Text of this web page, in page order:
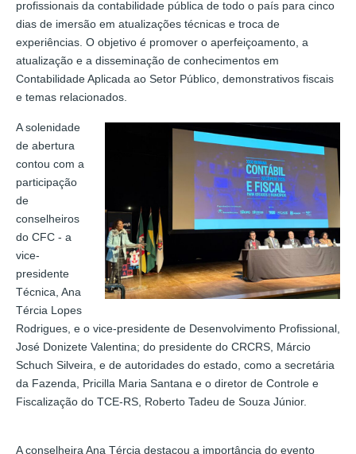
profissionais da contabilidade pública de todo o país para cinco
dias de imersão em atualizações técnicas e troca de
experiências. O objetivo é promover o aperfeiçoamento, a
atualização e a disseminação de conhecimentos em
Contabilidade Aplicada ao Setor Público, demonstrativos fiscais
e temas relacionados.
A solenidade
de abertura
contou com a
participação
de
conselheiros
do CFC - a
vice-
presidente
Técnica, Ana
Tércia Lopes
Rodrigues, e o vice-presidente de Desenvolvimento Profissional,
José Donizete Valentina; do presidente do CRCRS, Márcio
Schuch Silveira, e de autoridades do estado, como a secretária
da Fazenda, Pricilla Maria Santana e o diretor de Controle e
Fiscalização do TCE-RS, Roberto Tadeu de Souza Júnior.
A conselheira Ana Tércia destacou a importância do evento